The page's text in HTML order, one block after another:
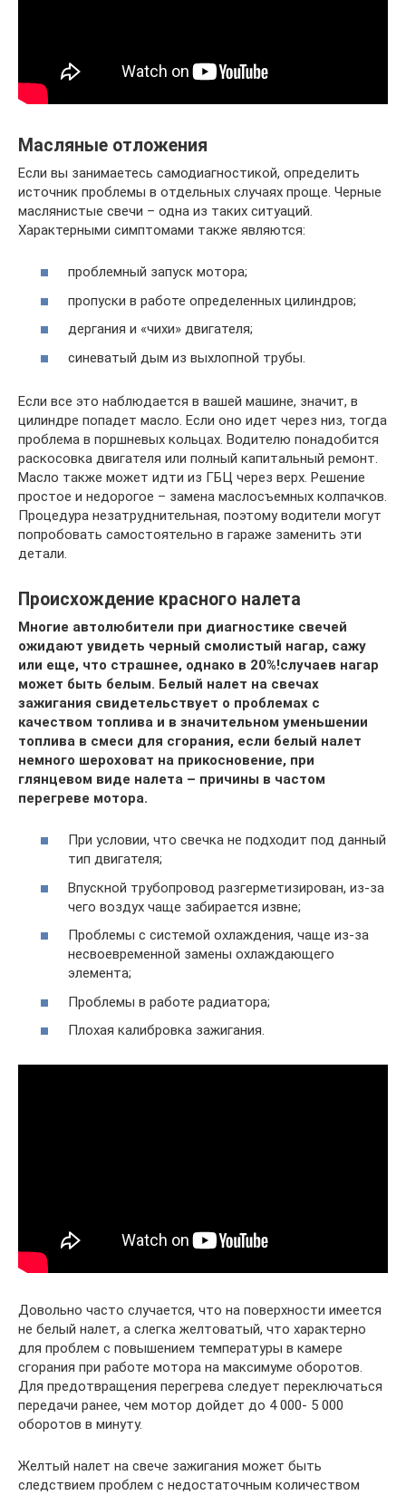
Масляные отложения
Если вы занимаетесь самодиагностикой, определить
источник проблемы в отдельных случаях проще. Черные
маслянистые свечи – одна из таких ситуаций.
Характерными симптомами также являются:
проблемный запуск мотора;
пропуски в работе определенных цилиндров;
дергания и «чихи» двигателя;
синеватый дым из выхлопной трубы.
Если все это наблюдается в вашей машине, значит, в
цилиндре попадет масло. Если оно идет через низ, тогда
проблема в поршневых кольцах. Водителю понадобится
раскосовка двигателя или полный капитальный ремонт.
Масло также может идти из ГБЦ через верх. Решение
простое и недорогое – замена маслосъемных колпачков.
Процедура незатруднительная, поэтому водители могут
попробовать самостоятельно в гараже заменить эти
детали.
Происхождение красного налета
Многие автолюбители при диагностике свечей
ожидают увидеть черный смолистый нагар, сажу
или еще, что страшнее, однако в 20%!случаев нагар
может быть белым. Белый налет на свечах
зажигания свидетельствует о проблемах с
качеством топлива и в значительном уменьшении
топлива в смеси для сгорания, если белый налет
немного шероховат на прикосновение, при
глянцевом виде налета – причины в частом
перегреве мотора.
При условии, что свечка не подходит под данный
тип двигателя;
Впускной трубопровод разгерметизирован, из-за
чего воздух чаще забирается извне;
Проблемы с системой охлаждения, чаще из-за
несвоевременной замены охлаждающего
элемента;
Проблемы в работе радиатора;
Плохая калибровка зажигания.
Довольно часто случается, что на поверхности имеется
не белый налет, а слегка желтоватый, что характерно
для проблем с повышением температуры в камере
сгорания при работе мотора на максимуме оборотов.
Для предотвращения перегрева следует переключаться
передачи ранее, чем мотор дойдет до 4 000- 5 000
оборотов в минуту.
Желтый налет на свече зажигания может быть
следствием проблем с недостаточным количеством